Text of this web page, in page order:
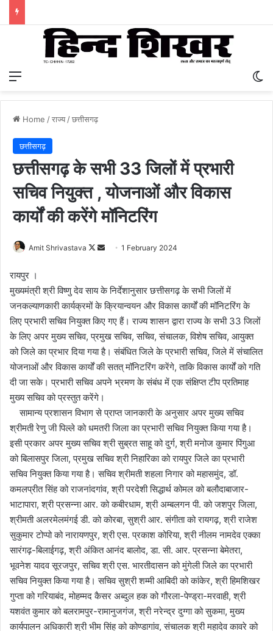
Home /राज्य/छत्तीसगढ़
छत्तीसगढ़
छत्तीसगढ़ के सभी 33 जिलों में प्रभारी
सचिव नियुक्त , योजनाओं और विकास
कार्यों की करेंगे मॉनिटरिंग
Amit Shrivastava
F
l
o
w
o
n
X
d
a
n
e
m
a
i
1 February 2024
रायपुर ।
मुख्यमंत्री श्री विष्णु देव साय के निर्देशानुसार छत्तीसगढ़ के सभी जिलों में
जनकल्याणकारी कार्यक्रमों के क्रियान्वयन और विकास कार्यों की मॉनिटरिंग के
लिए प्रभारी सचिव नियुक्त किए गए हैं। राज्य शासन द्वारा राज्य के सभी 33 जिलों
के लिए अपर मुख्य सचिव, प्रमुख सचिव, सचिव, संचालक, विशेष सचिव, आयुक्त
को जिले का प्रभार दिया गया है। संबंधित जिले के प्रभारी सचिव, जिले में संचालित
योजनाओं और विकास कार्यों की सतत् मॉनिटरिंग करेंगे, ताकि विकास कार्यों को गति
दी जा सके। प्रभारी सचिव अपने भ्रमण के संबंध में एक संक्षिप्त टीप प्रतिमाह
मुख्य सचिव को प्रस्तुत करेंगे।
सामान्य प्रशासन विभाग से प्राप्त जानकारी के अनुसार अपर मुख्य सचिव
श्रीमती रेणु जी पिल्ले को धमतरी जिला का प्रभारी सचिव नियुक्त किया गया है।
इसी प्रकार अपर मुख्य सचिव श्री सुब्रत साहू को दुर्ग, श्री मनोज कुमार पिंगुआ
को बिलासपुर जिला, प्रमुख सचिव श्री निहारिका को रायपुर जिले का प्रभारी
सचिव नियुक्त किया गया है। सचिव श्रीमती शहला निगार को महासमुंद, डॉ.
कमलप्रीत सिंह को राजनांदगांव, श्री परदेशी सिद्धार्थ कोमल को बलौदाबाजार-
भाटापारा, श्री प्रसन्ना आर. को कबीरधाम, श्री अम्बलगन पी. को जशपुर जिला,
श्रीमती अलरमेलमंगई डी. को कोरबा, सुश्री आर. संगीता को रायगढ़, श्री राजेश
सुकुमार टोप्पो को नारायणपुर, श्री एस. प्रकाश कोरिया, श्री नीलम नामदेव एक्का
सारंगढ़-बिलाईगढ़, श्री अंकित आनंद बालोद, डा. सी. आर. प्रसन्ना बेमेतरा,
भूवनेश यादव सूरजपुर, सचिव श्री एस. भारतीदासन को मुंगेली जिले का प्रभारी
सचिव नियुक्त किया गया है। सचिव सुश्री शम्मी आबिदी को कांकेर, श्री हिमशिखर
गुप्ता को गरियाबंद, मोहम्मद कैसर अब्दुल हक को गौरला-पेण्ड्रा-मरवाही, श्री
यशवंत कुमार को बलरामपुर-रामानुजगंज, श्री नरेन्द्र दुग्गा को सुकमा, मुख्य
कार्यपालन अधिकारी श्री भीम सिंह को कोण्डागांव, संचालक श्री महादेव कावरे को